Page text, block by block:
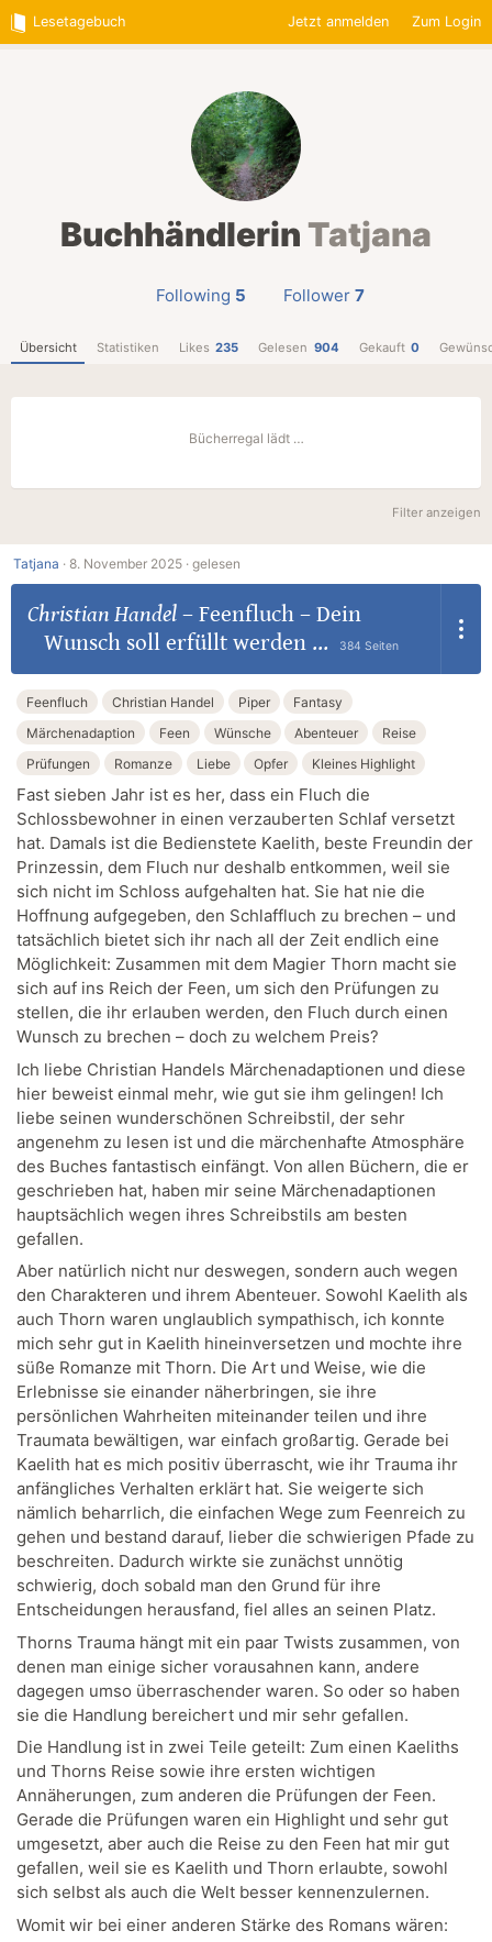
Lesetagebuch Jetzt anmelden Zum Login
Buchhändlerin Tatjana
Following 5 Follower 7
Übersicht Statistiken Likes 235 Gelesen 904 Gekauft 0
Bücherregal lädt …
Filter anzeigen
Tatjana · 8. November 2025 · gelesen
Christian Handel– Feenfluch – Dein
Wunsch soll erfüllt werden ...
384 Seiten
Feenfluch Christian Handel Piper
Fantasy
Märchenadaption
Feen Wünsche Abenteuer
Reise
Prüfungen
Romanze Liebe Opfer Kleines Highlight
Fast sieben Jahr ist es her, dass ein Fluch die
Schlossbewohner in einen verzauberten Schlaf versetzt
hat. Damals ist die Bedienstete Kaelith, beste Freundin der
Prinzessin, dem Fluch nur deshalb entkommen, weil sie
sich nicht im Schloss aufgehalten hat. Sie hat nie die
Hoffnung aufgegeben, den Schlaffluch zu brechen – und
tatsächlich bietet sich ihr nach all der Zeit endlich eine
Möglichkeit: Zusammen mit dem Magier Thorn macht sie
sich auf ins Reich der Feen, um sich den Prüfungen zu
stellen, die ihr erlauben werden, den Fluch durch einen
Wunsch zu brechen – doch zu welchem Preis?
Ich liebe Christian Handels Märchenadaptionen und diese
hier beweist einmal mehr, wie gut sie ihm gelingen! Ich
liebe seinen wunderschönen Schreibstil, der sehr
angenehm zu lesen ist und die märchenhafte Atmosphäre
des Buches fantastisch einfängt. Von allen Büchern, die er
geschrieben hat, haben mir seine Märchenadaptionen
hauptsächlich wegen ihres Schreibstils am besten
gefallen.
Aber natürlich nicht nur deswegen, sondern auch wegen
den Charakteren und ihrem Abenteuer. Sowohl Kaelith als
auch Thorn waren unglaublich sympathisch, ich konnte
mich sehr gut in Kaelith hineinversetzen und mochte ihre
süße Romanze mit Thorn. Die Art und Weise, wie die
Erlebnisse sie einander näherbringen, sie ihre
persönlichen Wahrheiten miteinander teilen und ihre
Traumata bewältigen, war einfach großartig. Gerade bei
Kaelith hat es mich positiv überrascht, wie ihr Trauma ihr
anfängliches Verhalten erklärt hat. Sie weigerte sich
nämlich beharrlich, die einfachen Wege zum Feenreich zu
gehen und bestand darauf, lieber die schwierigen Pfade zu
beschreiten. Dadurch wirkte sie zunächst unnötig
schwierig, doch sobald man den Grund für ihre
Entscheidungen herausfand, fiel alles an seinen Platz.
Thorns Trauma hängt mit ein paar Twists zusammen, von
denen man einige sicher vorausahnen kann, andere
dagegen umso überraschender waren. So oder so haben
sie die Handlung bereichert und mir sehr gefallen.
Die Handlung ist in zwei Teile geteilt: Zum einen Kaeliths
und Thorns Reise sowie ihre ersten wichtigen
Annäherungen, zum anderen die Prüfungen der Feen.
Gerade die Prüfungen waren ein Highlight und sehr gut
umgesetzt, aber auch die Reise zu den Feen hat mir gut
gefallen, weil sie es Kaelith und Thorn erlaubte, sowohl
sich selbst als auch die Welt besser kennenzulernen.
Womit wir bei einer anderen Stärke des Romans wären: